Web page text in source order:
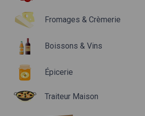
Fromages & Crèmerie
Boissons & Vins
Épicerie
Traiteur Maison